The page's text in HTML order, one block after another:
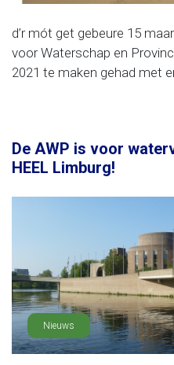
d’r mót get gebeure 15
voor Waterschap en
2021 te maken gehad met
De AWP is voor
HEEL Limburg!
Nieuws